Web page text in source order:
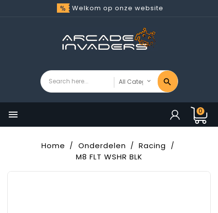
Welkom op onze website
 0
Home Onderdelen
Racing
M8 FLT WSHR BLK